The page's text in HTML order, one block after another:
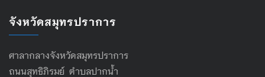
จังหวัดสมุทรปราการ
ศาลากลางจังหวัดสมุทรปราการ
ถนนสุทธิภิรมย์ ตำบลปากน้ำ